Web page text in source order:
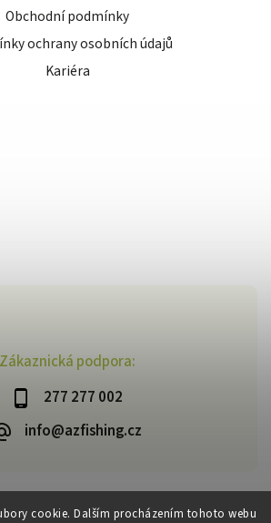
cookie. Dalším procházením tohoto webu
Zákaznická podpora:
277 277 002
info@azfishing.cz
Obchodní podmínky
ochrany osobních údajů
Kariéra